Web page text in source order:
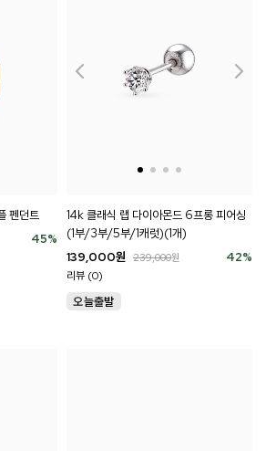
펜던트
45%
14k 클래식 랩 다이아몬드 6프롱 피어싱
(1부/3부/5부/1캐럿)(1개)
42%
139,000원 239,000원
리뷰 (0)